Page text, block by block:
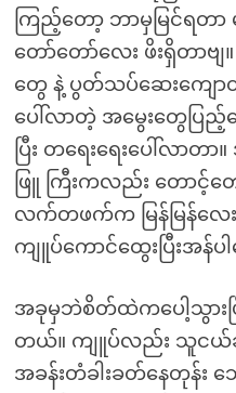
ကြည့်တော့ ဘာမှမြင်ရတာ
တော်တော်လေး ဖိးရှိတာဗ
တွေ နဲ့ ပွတ်သပ်ဆေးကျော
ပေါ်လာတဲ့ အမွေးတွေပြ
ပြီး တရေးရေးပေါ်လာတ
ဖြူ ကြီးကလည်း တောင့်တ
လက်တဖက်က မြန်မြန်လေ
ကျူပ်ကောင်ထွေးပြီးအန်ပါ
အခုမှဘဲစိတ်ထဲကပေါ့သွားပ
တယ်။ ကျူပ်လည်း သူငယ်ခ
အခန်းတံခါးခတ်နေတုန်း